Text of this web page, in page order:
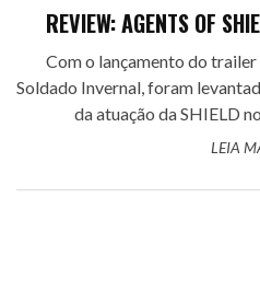
REVIEW: AGENTS OF
Com o lançamento do
Soldado Invernal, foram
da atuação da SHIELD
LEIA